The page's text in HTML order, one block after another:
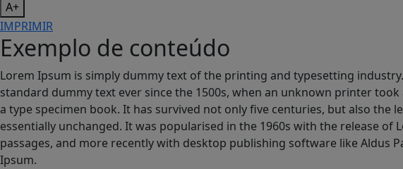
A+
IMPRIMIR
Exemplo de conteúdo
Lorem Ipsum is simply dummy text of the printing and typesetting
standard dummy text ever since the 1500s, when an unknown printer
a type specimen book. It has survived not only five centuries, but also the
essentially unchanged. It was popularised in the 1960s with the release of
passages, and more recently with desktop publishing software like Aldus
Ipsum.